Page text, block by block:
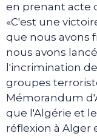
en prenant acte
«C'est une
que nous avons
nous avons
l'incrimination
groupes
Mémorandum
que l'Algérie et
réflexion à Alger